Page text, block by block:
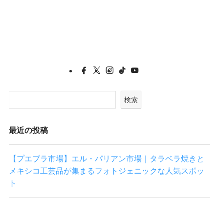
検索
最近の投稿
【プエブラ市場】エル・パリアン市場｜タラベラ焼きと
メキシコ工芸品が集まるフォトジェニックな人気スポッ
ト